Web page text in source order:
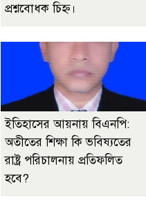
প্রশ্নবোধক চিহ্ন।
ইতিহাসের আয়নায় বিএনপি:
অতীতের শিক্ষা কি ভবিষ্যতের
রাষ্ট্র পরিচালনায় প্রতিফলিত
হবে?